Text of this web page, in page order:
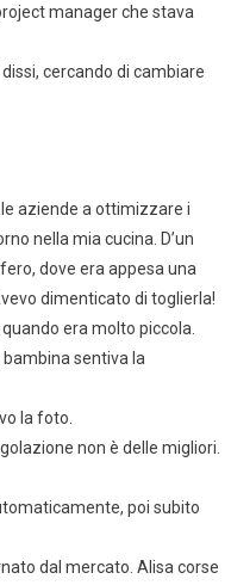
manager che stava
cercando di cambiare
aziende a ottimizzare i
nella mia cucina. D’un
dove era appesa una
dimenticato di toglierla!
era molto piccola.
bambina sentiva la
la foto.
non è delle migliori.
poi subito
dal mercato. Alisa corse